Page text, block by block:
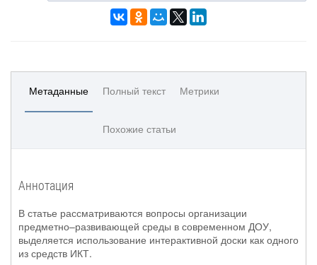
Метаданные Полный текст Метрики
Похожие статьи
Аннотация
В статье рассматриваются вопросы организации
предметно–развивающей среды в современном ДОУ,
выделяется использование интерактивной доски как одного
из средств ИКТ.